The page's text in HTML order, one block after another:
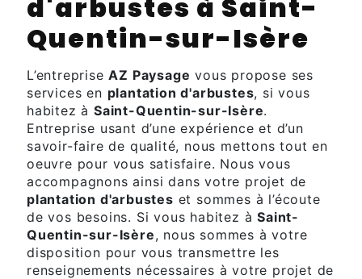
d'arbustes à Saint-
Quentin-sur-Isère
L’entrepriseAZ Paysage vous propose ses
services en plantation d'arbustes, si vous
habitez àSaint-Quentin-sur-Isère.
Entreprise usant d’une expérience et d’un
savoir-faire de qualité, nous mettons tout en
oeuvre pour vous satisfaire. Nous vous
accompagnons ainsi dans votre projet de
plantation d'arbustes et sommes à l’écoute
de vos besoins. Si vous habitez àSaint-
Quentin-sur-Isère, nous sommes à votre
disposition pour vous transmettre les
renseignements nécessaires à votre projet de